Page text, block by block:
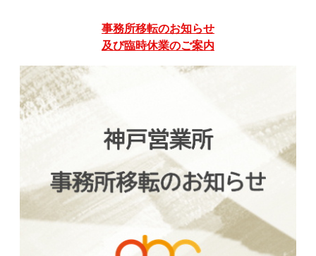
事務所移転のお知らせ
及び臨時休業のご案内